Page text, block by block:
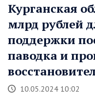
Курганская
млрд рублей
поддержки
паводка и
10.05.2024 10:02